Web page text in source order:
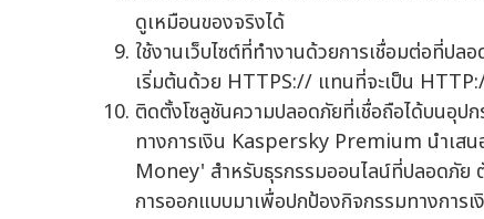
ดูเหมือนของจริงได้
ใช้งานเว็บไซต์ที่ทำงานด้วยการเชื่อมต่อที่ปล
เริ่มต้นด้วย HTTPS:// แทนที่จะเป็น
ติดตั้งโซลูชันความปลอดภัยที่เชื่อถือได้บนอุป
ทางการเงิน Kaspersky Premium นำเส
Money' สำหรับธุรกรรมออนไลน์ที่ปลอดภัย
การออกแบบมาเพื่อปกป้องกิจกรรมทางการ